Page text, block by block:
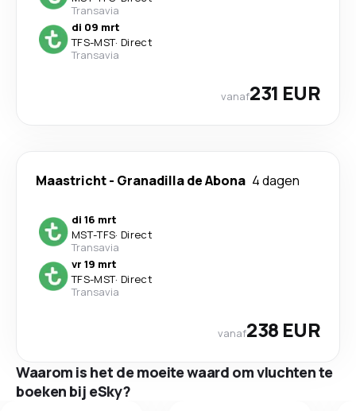
Transavia
di 09 mrt
TFS-MST· Direct
Transavia
vanaf231 EUR
Maastricht- Granadilla de Abona 4 dagen
di 16 mrt
MST-TFS· Direct
Transavia
vr 19 mrt
TFS-MST· Direct
Transavia
vanaf238 EUR
Waarom is het de moeite waard om vluchten te
boeken bij eSky?